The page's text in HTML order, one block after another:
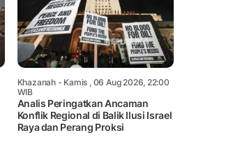
Khazanah- Kamis , 06 Aug 2026, 22:00
WIB
Analis Peringatkan Ancaman
Konflik Regional di Balik Ilusi Israel
Raya dan Perang Proksi